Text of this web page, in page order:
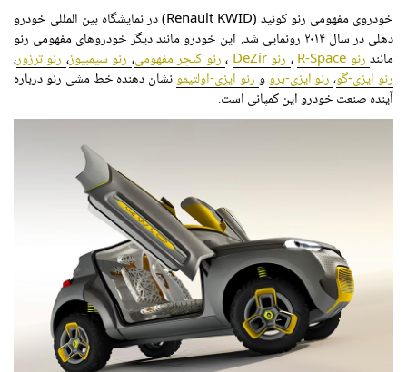
خودروی مفهومی رنو کوئید (Renault KWID) در نمایشگاه بین المللی خودرو
دهلی در سال ۲۰۱۴ رونمایی شد. این خودرو مانند دیگر خودروهای مفهومی رنو
مانندرنو R-Space ، رنو DeZir ،رنو کپچر مفهومی، رنو سیمبیوز، رنو ترزور،
رنو ایزی-گو،رنو ایزی-پروورنو ایزی-اولتیمونشان دهنده خط مشی رنو درباره
آینده صنعت خودرو این کمپانی است.